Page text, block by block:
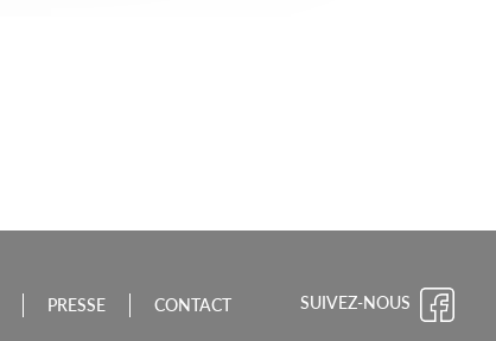
PRESSE CONTACT SUIVEZ-NOUS